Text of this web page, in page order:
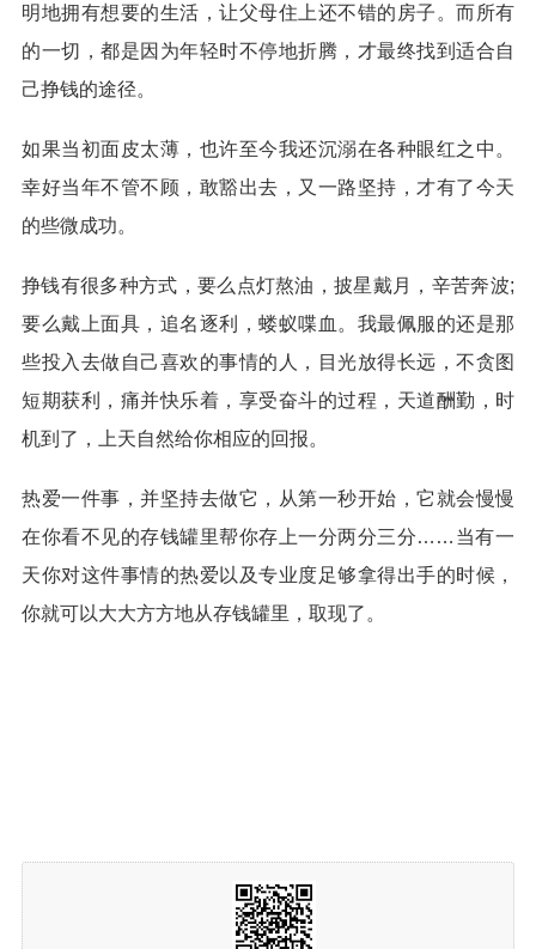
明地拥有想要的生活，让父母住上还不错的房子。而所有
的一切，都是因为年轻时不停地折腾，才最终找到适合自
己挣钱的途径。
如果当初面皮太薄，也许至今我还沉溺在各种眼红之中。
幸好当年不管不顾，敢豁出去，又一路坚持，才有了今天
的些微成功。
挣钱有很多种方式，要么点灯熬油，披星戴月，辛苦奔波;
要么戴上面具，追名逐利，蝼蚁喋血。我最佩服的还是那
些投入去做自己喜欢的事情的人，目光放得长远，不贪图
短期获利，痛并快乐着，享受奋斗的过程，天道酬勤，时
机到了，上天自然给你相应的回报。
热爱一件事，并坚持去做它，从第一秒开始，它就会慢慢
在你看不见的存钱罐里帮你存上一分两分三分……当有一
天你对这件事情的热爱以及专业度足够拿得出手的时候，
你就可以大大方方地从存钱罐里，取现了。